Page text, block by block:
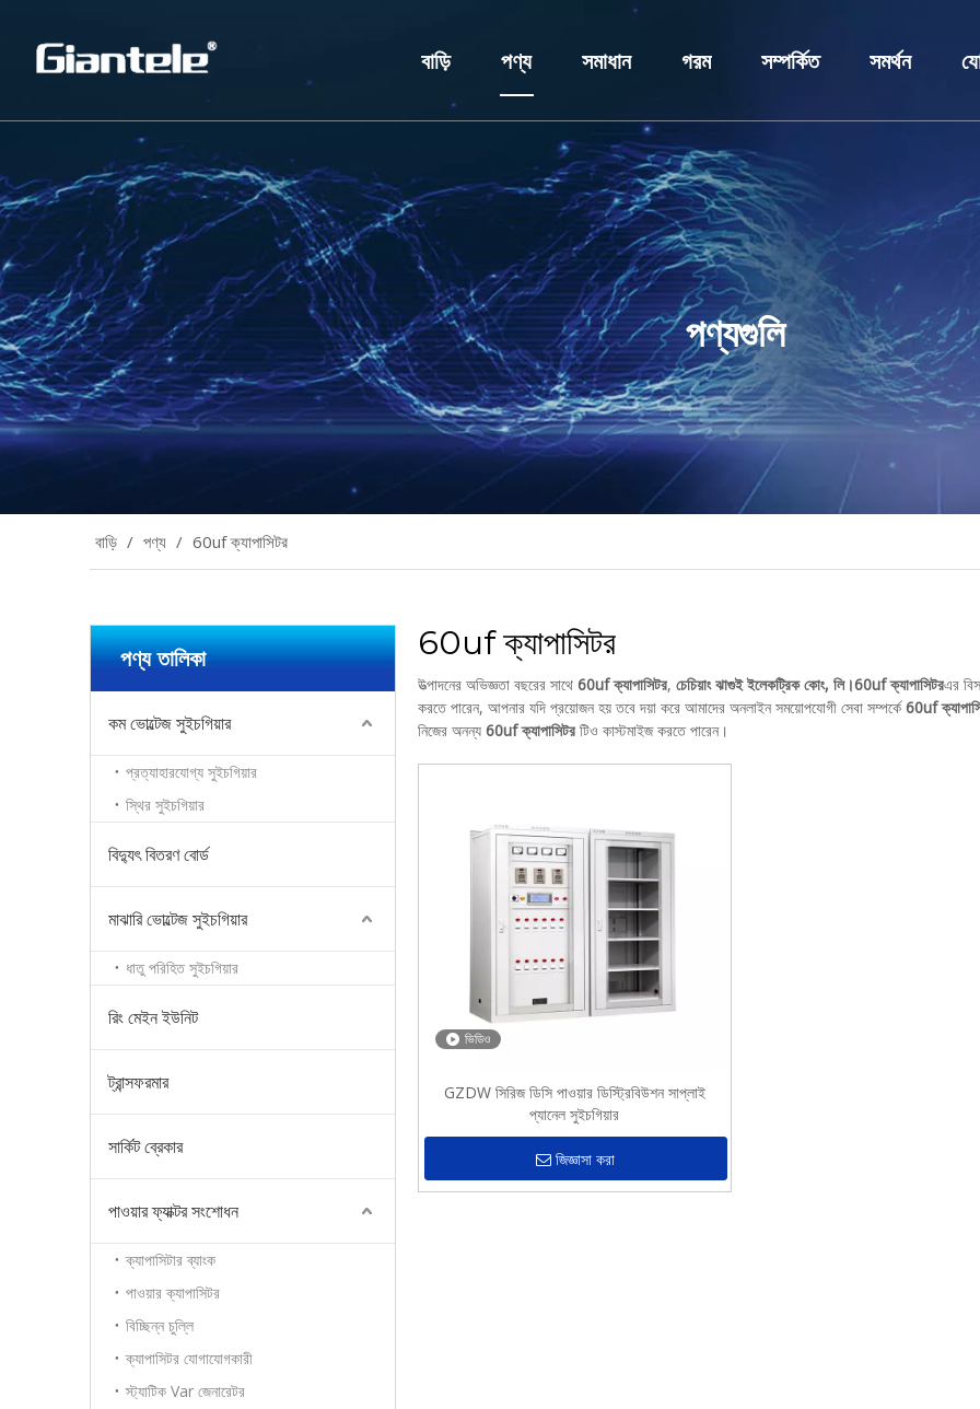
বাড়ি পণ্য
কম ভোল্টেজ সুইচগিয়ার
মাঝারি ভোল্টেজ সুইচগিয়ার
ট্রান্সফরমার
সার্কিট ব্রেকার
ক্যাপাসিটর চুল্লি
ডিসি প্যানেল ক্যাবিনেট
প্রিফেব্রিকেটেড সাবস্টেশন
সমাধান
শিল্প সমাধান
আবেদন
কাস্টমাইজেশন
গরম
সুইচগিয়ার
ভ্যাকুয়াম সার্কিট ব্রেকার
ক্যাপাসিটার ব্যাংক
রিং মেইন ইউনিট
সম্পর্কিত
প্রোফাইল
খবর
সমর্থন
সেবা
FAQ
পণ্যগুলি
বাড়ি / পণ্য / 60uf ক্যাপাসিটর
পণ্য তালিকা
কম ভোল্টেজ সুইচগিয়ার
প্রত্যাহারযোগ্য সুইচগিয়ার
স্থির সুইচগিয়ার
বিদ্যুৎ বিতরণ বোর্ড
মাঝারি ভোল্টেজ সুইচগিয়ার
ধাতু পরিহিত সুইচগিয়ার
রিং মেইন ইউনিট
ট্রান্সফরমার
সার্কিট ব্রেকার
পাওয়ার ফ্যাক্টর সংশোধন
ক্যাপাসিটার ব্যাংক
পাওয়ার ক্যাপাসিটর
বিচ্ছিন্ন চুল্লি
ক্যাপাসিটর যোগাযোগকারী
স্ট্যাটিক Var জেনারেটর
60uf ক্যাপাসিটর
উত্পাদনের অভিজ্ঞতা বছরের সাথে 60uf ক্যাপাসিটর, চেচিয়াং ঝাগুই ইলেকট্রিক কোং, লি।60uf ক্যাপাসিটরএর
করতে পারেন, আপনার যদি প্রয়োজন হয় তবে দয়া করে আমাদের অনলাইন সময়োপযোগী সেবা সম্পর্কে60uf
নিজের অনন্য 60uf ক্যাপাসিটর টিও কাস্টমাইজ করতে পারেন।
ভিডিও
GZDW সিরিজ ডিসি পাওয়ার ডিস্ট্রিবিউশন সাপ্লাই
প্যানেল সুইচগিয়ার
জিজ্ঞাসা করা